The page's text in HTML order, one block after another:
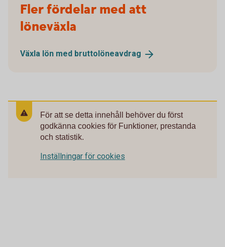
Fler fördelar med att
löneväxla
Växla lön med bruttolöneavdrag
För att se detta innehåll behöver du först
godkänna cookies för Funktioner, prestanda
och statistik.
Inställningar för cookies